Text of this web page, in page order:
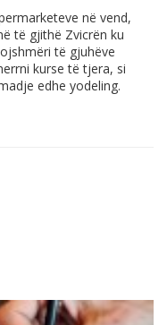
në vend,
të gjithë Zvicrën ku
të gjuhëve
kurse të tjera, si
edhe yodeling.